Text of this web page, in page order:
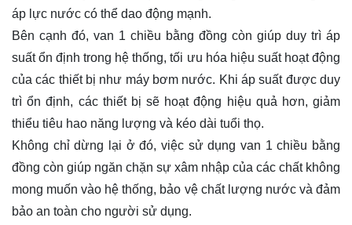
áp lực nước có thể dao động mạnh.
Bên cạnh đó, van 1 chiều bằng đồng còn giúp duy trì áp
suất ổn định trong hệ thống, tối ưu hóa hiệu suất hoạt động
của các thiết bị như máy bơm nước. Khi áp suất được duy
trì ổn định, các thiết bị sẽ hoạt động hiệu quả hơn, giảm
thiểu tiêu hao năng lượng và kéo dài tuổi thọ.
Không chỉ dừng lại ở đó, việc sử dụng van 1 chiều bằng
đồng còn giúp ngăn chặn sự xâm nhập của các chất không
mong muốn vào hệ thống, bảo vệ chất lượng nước và đảm
bảo an toàn cho người sử dụng.